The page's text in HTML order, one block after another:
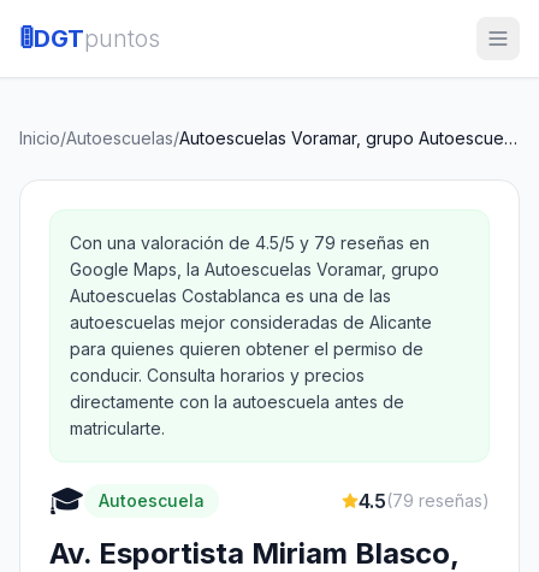
🚦DGTpuntos
Inicio/Autoescuelas/ Autoescuelas Voramar, grupo Autoescuelas Costablanca
Con una valoración de 4.5/5 y 79 reseñas en
Google Maps, la Autoescuelas Voramar, grupo
Autoescuelas Costablanca es una de las
autoescuelas mejor consideradas de Alicante
para quienes quieren obtener el permiso de
conducir. Consulta horarios y precios
directamente con la autoescuela antes de
matricularte.
🎓 Autoescuela 4.5(79 reseñas)
Av. Esportista Miriam Blasco,